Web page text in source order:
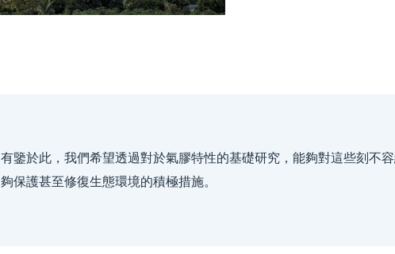
有鑒於此，我們希望透過對於氣膠特性的基礎研究，能夠對這些刻不
夠保護甚至修復生態環境的積極措施。